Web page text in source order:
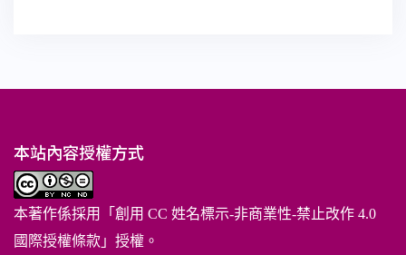
本站內容授權方式
本著作係採用「 創用 CC 姓名標示-非商業性-禁止改作 4.0
國際授權條款 」授權。